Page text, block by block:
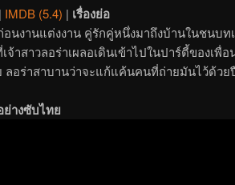
| IMDB (5.4) | เรื่องย่อ
อนงานแต่งงาน คู่รักคู่หนึ่งมาถึงบ้านในชนบท
เจ้าสาวลอร่าเผลอเดินเข้าไปในปาร์ตี้ของเ
ลอร่าสาบานว่าจะแก้แค้นคนที่ถ่ายมันไว้ด้ว
ย่างซับไทย